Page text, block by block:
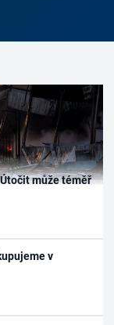
může téměř
v